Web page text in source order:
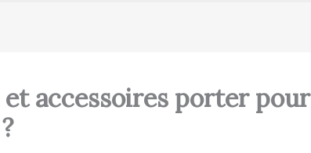
accessoires porter pour